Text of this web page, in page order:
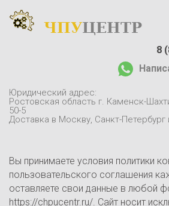
ЧПУЦЕНТР
Доставка и оплата
Контакты
8
Юридический адрес:
Ростовская область г. Каменск-
50-5
Доставка в Москву, Санкт-Петербург
Вы принимаете условия политики
пользовательского соглашения
оставляете свои данные в любой
https://chpucentr.ru/. Сайт носит